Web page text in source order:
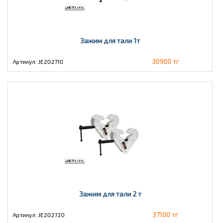
Зажим для тали 1т
Артикул: JE202710 30900 тг
Зажим для тали 2 т
Артикул: JE202720 37100 тг